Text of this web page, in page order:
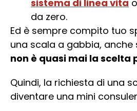
sistema di linea vita
da zero.
Ed è sempre compito tuo
una scala a gabbia, anche
non è quasi mai la scelta
Quindi, la richiesta di una
diventare una mini